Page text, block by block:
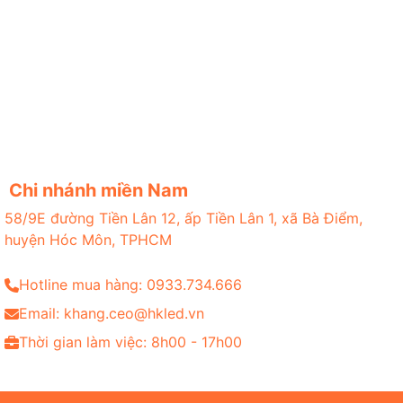
Chi nhánh miền Nam
58/9E đường Tiền Lân 12, ấp Tiền Lân 1, xã Bà Điểm,
huyện Hóc Môn, TPHCM
Hotline mua hàng: 0933.734.666
Email: khang.ceo@hkled.vn
Thời gian làm việc: 8h00 - 17h00